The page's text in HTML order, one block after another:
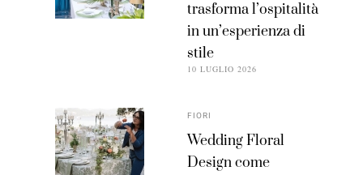
trasforma l’ospitalità
in un’esperienza di
stile
10 LUGLIO 2026
FIORI
Wedding Floral
Design come